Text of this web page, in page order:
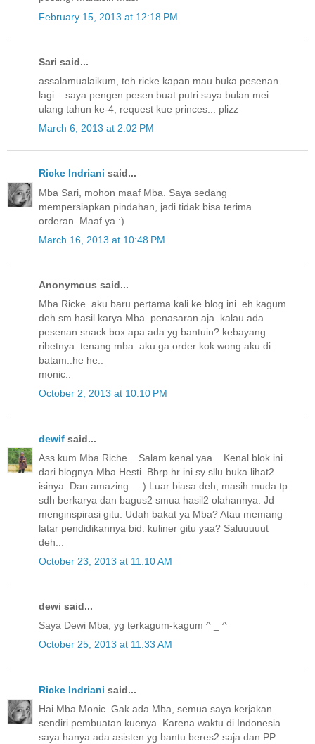
February 15, 2013 at 12:18 PM
Sari said...
assalamualaikum, teh ricke kapan mau buka pesenan
lagi... saya pengen pesen buat putri saya bulan mei
ulang tahun ke-4, request kue princes... plizz
March 6, 2013 at 2:02 PM
Ricke Indriani said...
Mba Sari, mohon maaf Mba. Saya sedang
mempersiapkan pindahan, jadi tidak bisa terima
orderan. Maaf ya :)
March 16, 2013 at 10:48 PM
Anonymous said...
Mba Ricke..aku baru pertama kali ke blog ini..eh kagum
deh sm hasil karya Mba..penasaran aja..kalau ada
pesenan snack box apa ada yg bantuin? kebayang
ribetnya..tenang mba..aku ga order kok wong aku di
batam..he he..
monic..
October 2, 2013 at 10:10 PM
dewif said...
Ass.kum Mba Riche... Salam kenal yaa... Kenal blok ini
dari blognya Mba Hesti. Bbrp hr ini sy sllu buka lihat2
isinya. Dan amazing... :) Luar biasa deh, masih muda tp
sdh berkarya dan bagus2 smua hasil2 olahannya. Jd
menginspirasi gitu. Udah bakat ya Mba? Atau memang
latar pendidikannya bid. kuliner gitu yaa? Saluuuuut
deh...
October 23, 2013 at 11:10 AM
dewi said...
Saya Dewi Mba, yg terkagum-kagum ^ _ ^
October 25, 2013 at 11:33 AM
Ricke Indriani said...
Hai Mba Monic. Gak ada Mba, semua saya kerjakan
sendiri pembuatan kuenya. Karena waktu di Indonesia
saya hanya ada asisten yg bantu beres2 saja dan PP